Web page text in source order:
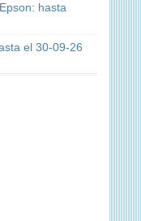
hasta
el 30-09-26